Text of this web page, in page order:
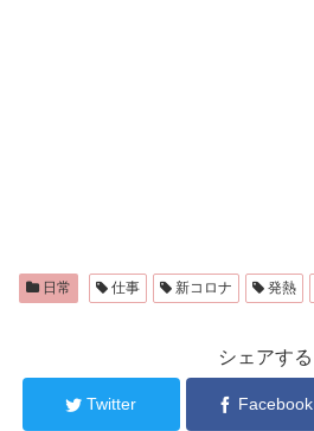
日常 仕事 新コロナ 発熱
シェアする
Twitter Facebook